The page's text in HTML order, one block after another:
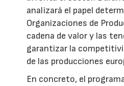
analizará el papel
Organizaciones de
cadena de valor y las
garantizar la
de las producciones
En concreto, el